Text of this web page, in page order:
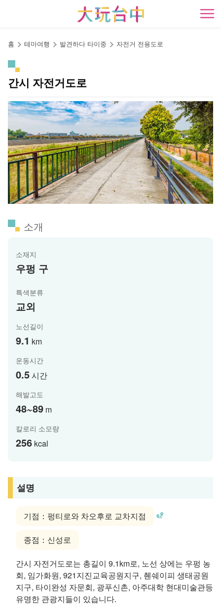
開
홈 테마여행 발견하다 타이중 자전거 전용도로
간시 자전거도로
소개
소재지
우펑 구
특색분류
교외
노선길이
9.1 km
운동시간
0.5시간
해발고도
48~89 m
칼로리 소모량
256 kcal
설명
기점：펑티로와 차오후로 교차지점
종점：신성로
간시 자전거도로는 총길이 9.1km로, 노선 상에는 우펑 농
회, 임가화원, 921지진교육공원지구, 췐쉐이피 생태공원
지구, 타이완성 자문회, 광푸신촌, 아주대학 현대미술관등
유명한 관광지들이 있습니다.